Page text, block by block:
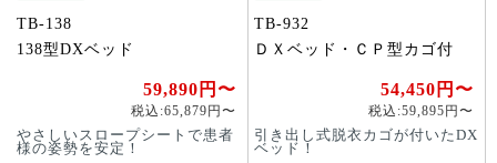
TB-138
138型DXベッド
59,890円〜
税込:65,879円〜
やさしいスロープシートで患者
様の姿勢を安定！
TB-932
ＤＸベッド・ＣＰ型カゴ付
54,450円〜
税込:59,895円〜
引き出し式脱衣カゴが付いたDX
ベッド！